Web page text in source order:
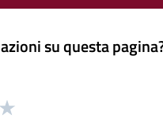
su questa